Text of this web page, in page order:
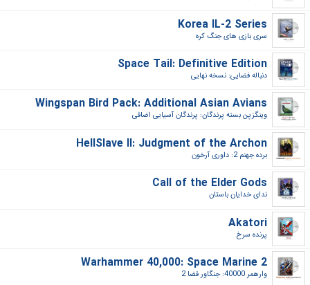
Korea IL-2 Series
سری بازی های جنگ کره‎
Space Tail: Definitive Edition
دنباله فضایی: نسخه نهایی‎
Wingspan Bird Pack: Additional Asian Avians
وینگزپن بسته پرندگان: پرندگان آسیایی اضافی‎
HellSlave II: Judgment of the Archon
برده جهنم 2: داوری آرخون‎
Call of the Elder Gods
ندای خدایان باستان‎
Akatori
پرنده سرخ‎
Warhammer 40,000: Space Marine 2
وارهمر 40000: جنگاور فضا 2‎